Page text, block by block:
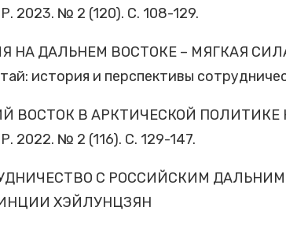
2023. № 2 (120). С. 108-129.
НА ДАЛЬНЕМ ВОСТОКЕ – МЯГКАЯ
история и перспективы
ВОСТОК В АРКТИЧЕСКОЙ ПОЛИТИКЕ
2022. № 2 (116). С. 129-147.
С РОССИЙСКИМ
ХЭЙЛУНЦЗЯН